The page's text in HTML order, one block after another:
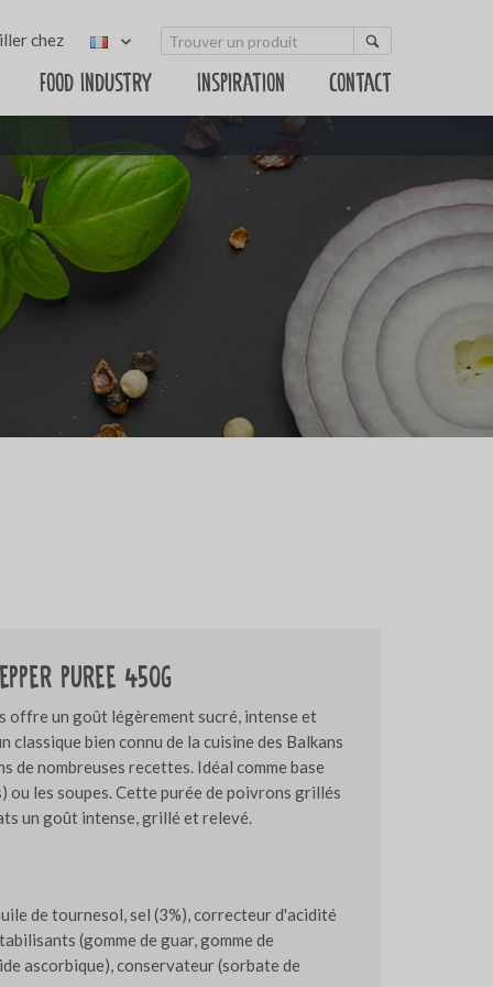
chez
Food Industry Inspiration Contact
puree 450g
offre un goût légèrement sucré, intense et
classique bien connu de la cuisine des Balkans
de nombreuses recettes. Idéal comme base
ou les soupes. Cette purée de poivrons grillés
un goût intense, grillé et relevé.
de tournesol, sel (3%), correcteur d'acidité
(gomme de guar, gomme de
ascorbique), conservateur (sorbate de